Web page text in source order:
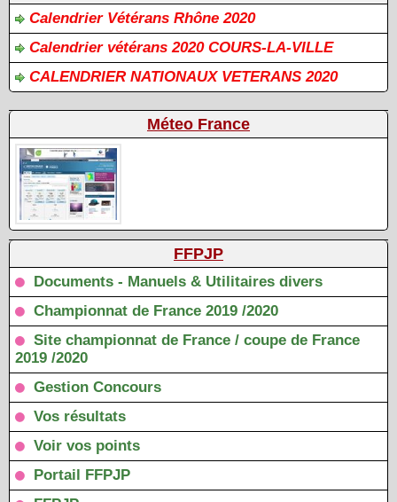
Calendrier Vétérans Rhône 2020
Calendrier vétérans 2020 COURS-LA-VILLE
CALENDRIER NATIONAUX VETERANS 2020
Méteo France
FFPJP
Documents - Manuels & Utilitaires divers
Championnat de France 2019 /2020
Site championnat de France / coupe de France
2019 /2020
Gestion Concours
Vos résultats
Voir vos points
Portail FFPJP